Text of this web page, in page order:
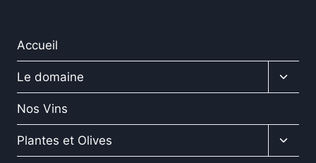
Accueil
Le domaine
le
Nos Vins
Plantes et Olives
le